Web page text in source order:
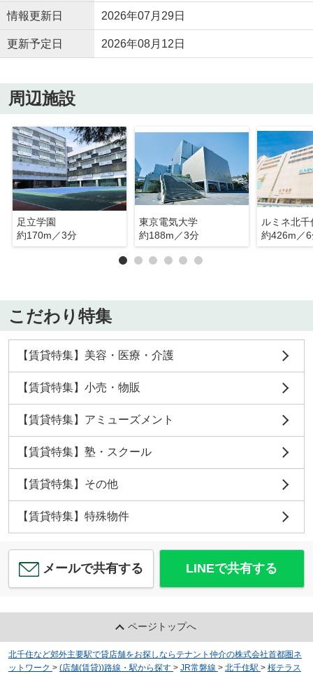
情報更新日 2026年07月29日
更新予定日 2026年08月12日
周辺施設
足立学園
約170m／3分
東京電気大学
約188m／3分
ルミネ北千
約426m／
こだわり特集
【賃貸特集】美容・医療・介護
【賃貸特集】小売・物販
【賃貸特集】アミューズメント
【賃貸特集】塾・スクール
【賃貸特集】その他
【賃貸特集】特殊物件
メールで共有する LINEで共有する
ページトップへ
北千住など郊外主要駅で貸店舗をお探しならテナント仲介の株式会社首都圏ネ
ットワーク > (店舗(賃貸))路線・駅から探す > JR常磐線 > 北千住駅 > 桜テラス